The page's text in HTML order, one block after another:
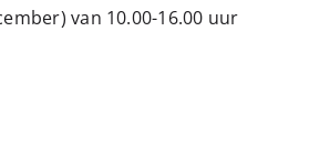
van 10.00-16.00 uur